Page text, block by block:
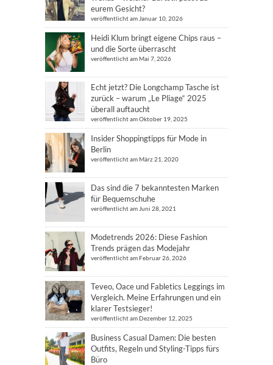
eurem Gesicht?
veröffentlicht am Januar 10, 2026
Heidi Klum bringt eigene Chips raus –
und die Sorte überrascht
veröffentlicht am Mai 7, 2026
Echt jetzt? Die Longchamp Tasche ist
zurück – warum „Le Pliage“ 2025
überall auftaucht
veröffentlicht am Oktober 19, 2025
Insider Shoppingtipps für Mode in
Berlin
veröffentlicht am März 21, 2020
Das sind die 7 bekanntesten Marken
für Bequemschuhe
veröffentlicht am Juni 28, 2021
Modetrends 2026: Diese Fashion
Trends prägen das Modejahr
veröffentlicht am Februar 26, 2026
Teveo, Oace und Fabletics Leggings im
Vergleich. Meine Erfahrungen und ein
klarer Testsieger!
veröffentlicht am Dezember 12, 2025
Business Casual Damen: Die besten
Outfits, Regeln und Styling-Tipps fürs
Büro